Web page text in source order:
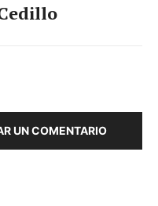
UN COMENTARIO